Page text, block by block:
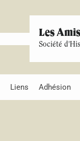
Les
Société
Liens Adhésion